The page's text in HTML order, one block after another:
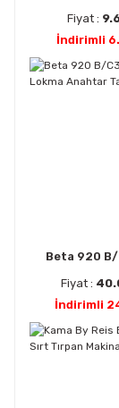
Fiyat :
İndirimli
Beta 920
Fiyat :
İndirimli